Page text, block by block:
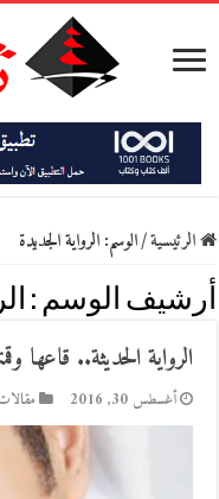
الرئيسية/الوسم:الرواية الجديدة
أرشيف الوسم :
الرواية الحديثة.. قاعها
أغسطس 30, 2016